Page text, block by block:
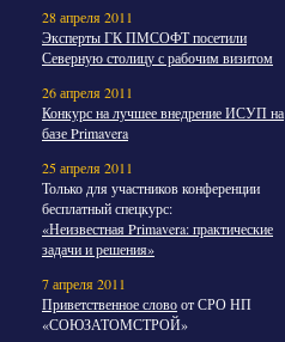
28 апреля 2011
Эксперты ГК ПМСОФТ посетили
Северную столицу с рабочим визитом
26 апреля 2011
Конкурс на лучшее внедрение ИСУП на
базе Primavera
25 апреля 2011
Только для участников конференции
бесплатный спецкурс:
«Неизвестная Primavera: практические
задачи и решения»
7 апреля 2011
Приветственное словоот СРО НП
«СОЮЗАТОМСТРОЙ»